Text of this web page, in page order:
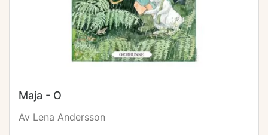
Maja - O
Av Lena Andersson